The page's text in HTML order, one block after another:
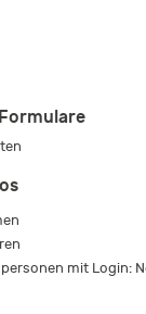
mit Login: